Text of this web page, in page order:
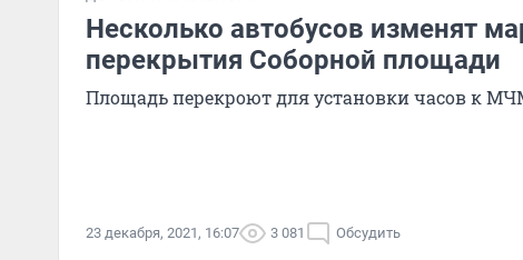
Несколько автобусов изменят
перекрытия Соборной площади
Площадь перекроют для установки часов к
23 декабря, 2021, 16:07 3 081 Обсудить